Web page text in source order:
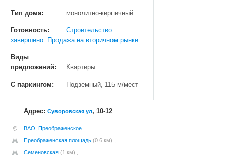
Тип дома: монолитно-кирпичный
Готовность:
Строительство
завершено. Продажа на вторичном рынке.
Виды
предложений:
Квартиры
С паркингом: Подземный, 115 м/мест
Адрес: Суворовская ул, 10-12
ВАО Преображенское
Преображенская площадь (0.6 км) ,
Семеновская (1 км) ,